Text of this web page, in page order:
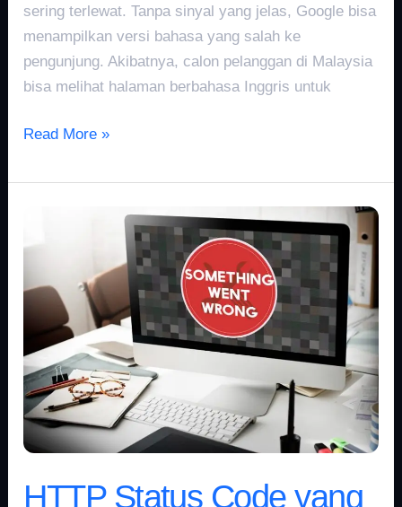
sering terlewat. Tanpa sinyal yang jelas, Google bisa
menampilkan versi bahasa yang salah ke
pengunjung. Akibatnya, calon pelanggan di Malaysia
bisa melihat halaman berbahasa Inggris untuk
Read More »
HTTP Status Code yang
Status
yang
Wajib
Dipahami
untuk
Optimasi
Website